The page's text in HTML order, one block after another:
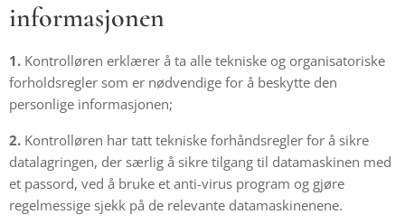
informasjonen
1. Kontrolløren erklærer å ta alle tekniske og organisatoriske
forholdsregler som er nødvendige for å beskytte den
personlige informasjonen;
2. Kontrolløren har tatt tekniske forhåndsregler for å sikre
datalagringen, der særlig å sikre tilgang til datamaskinen med
et passord, ved å bruke et anti-virus program og gjøre
regelmessige sjekk på de relevante datamaskinenene.